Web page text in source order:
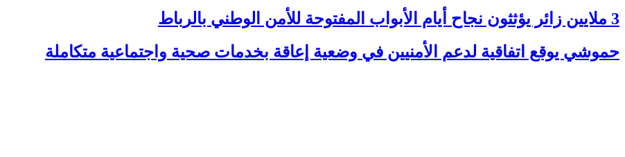
3 ملايين زائر يؤثثون نجاح أيام الأبواب المفتوحة للأمن الوطني بالرباط
حموشي يوقع اتفاقية لدعم الأمنيين في وضعية إعاقة بخدمات صحية واجتماعية متكاملة